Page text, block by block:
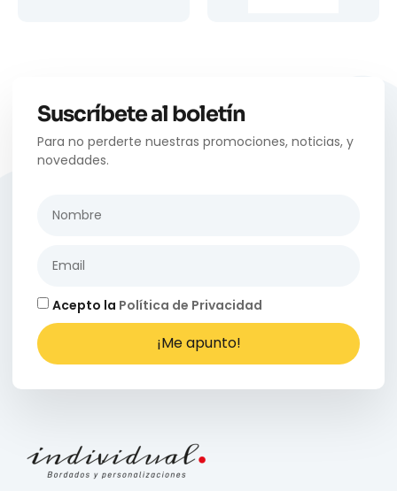
Suscríbete al boletín
Para no perderte nuestras promociones, noticias, y
novedades.
Acepto la Política de Privacidad
¡Me apunto!